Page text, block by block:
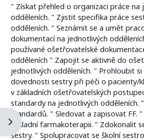
Ouvrir le tiroir des blocs
" Získat přehled o organizaci práce na
odděleních. " Zjistit specifika práce
odděleních. " Seznámit se a umět
dokumentací na jednotlivých
používané ošetřovatelské
odděleních " Zapojit se aktivně do
jednotlivých odděleních. " Prohloubit si
dovednosti sestry při péči o pacienty/
v základních ošetřovatelských
standardy na jednotlivých odděleních.
standardů. " Sledovat a zapisovat FF.
základní farmakoterapii. " Zdokonalit
sestry. " Spolupracovat se školní